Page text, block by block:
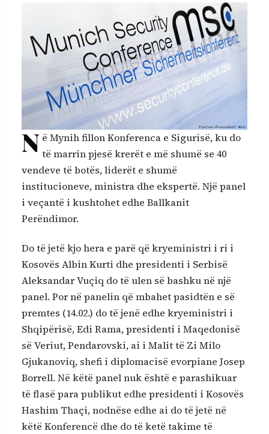
N ë Mynih fillon Konferenca e Sigurisë, ku do
të marrin pjesë krerët e më shumë se 40
vendeve të botës, liderët e shumë
institucioneve, ministra dhe ekspertë. Një panel
i veçantë i kushtohet edhe Ballkanit
Perëndimor.
Do të jetë kjo hera e parë që kryeministri i ri i
Kosovës Albin Kurti dhe presidenti i Serbisë
Aleksandar Vuçiq do të ulen së bashku në një
panel. Por në panelin që mbahet pasidtën e së
premtes (14.02.) do të jenë edhe kryeministri i
Shqipërisë, Edi Rama, presidenti i Maqedonisë
së Veriut, Pendarovski, ai i Malit të Zi Milo
Gjukanoviq, shefi i diplomacisë evorpiane Josep
Borrell. Në këtë panel nuk është e parashikuar
të flasë para publikut edhe presidenti i Kosovës
Hashim Thaçi, nodnëse edhe ai do të jetë në
këtë Konferencë dhe do të ketë takime të